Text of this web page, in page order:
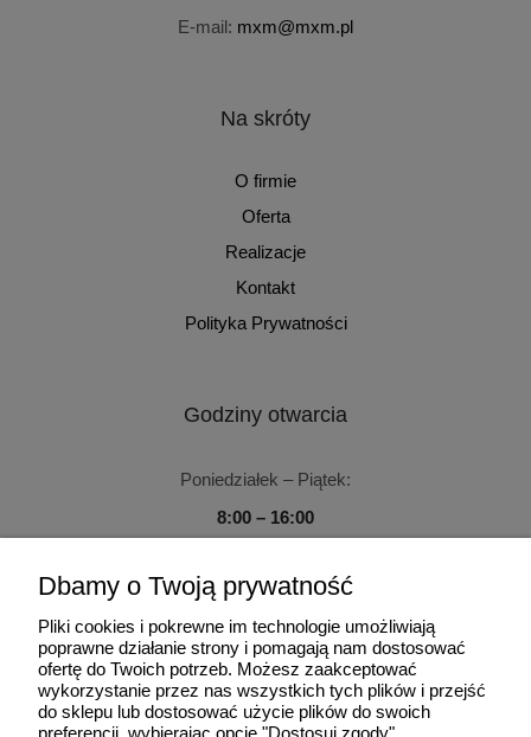
E-mail: mxm@mxm.pl
Na skróty
O firmie
Oferta
Realizacje
Kontakt
Polityka Prywatności
Godziny otwarcia
Poniedziałek – Piątek:
8:00 – 16:00
Zamknięte
Użytkowanie sklepu oznacza zgodę na wykorzystywanie plików
Dbamy o Twoją prywatność
Pliki cookies i pokrewne im technologie umożliwiają
poprawne działanie strony i pomagają nam dostosować
ofertę do Twoich potrzeb. Możesz zaakceptować
wykorzystanie przez nas wszystkich tych plików i przejść
do sklepu lub dostosować użycie plików do swoich
preferencji, wybierając opcję "Dostosuj zgody".